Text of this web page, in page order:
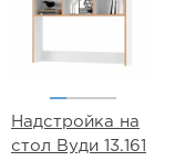
Надстройка на
стол Вуди 13.161